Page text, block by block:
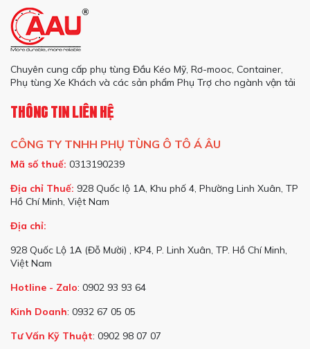
Chuyên cung cấp phụ tùng Đầu Kéo Mỹ, Rơ-mooc, Container,
Phụ tùng Xe Khách và các sản phẩm Phụ Trợ cho ngành vận tải
THÔNG TIN LIÊN HỆ
CÔNG TY TNHH PHỤ TÙNG Ô TÔ Á ÂU
Mã số thuế: 0313190239
Địa chỉ Thuế: 928 Quốc lộ 1A, Khu phố 4, Phường Linh Xuân, TP
Hồ Chí Minh, Việt Nam
Địa chỉ:
928 Quốc Lộ 1A (Đỗ Mười) , KP4, P. Linh Xuân, TP. Hồ Chí Minh,
Việt Nam
Hotline - Zalo: 0902 93 93 64
Kinh Doanh: 0932 67 05 05
Tư Vấn Kỹ Thuật: 0902 98 07 07